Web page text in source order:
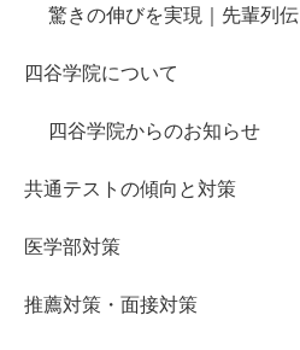
驚きの伸びを実現｜先輩列伝
四谷学院について
四谷学院からのお知らせ
共通テストの傾向と対策
医学部対策
推薦対策・面接対策